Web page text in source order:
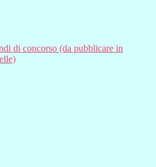
di concorso (da pubblicare in